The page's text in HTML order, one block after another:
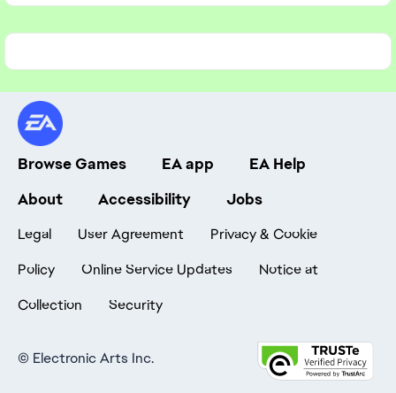
Maxis.
Browse Games EA app
EA Help
About
Accessibility Jobs
Legal User Agreement
Privacy & Cookie
Policy
Online Service Updates
Notice at
Collection
Security
© Electronic Arts Inc.